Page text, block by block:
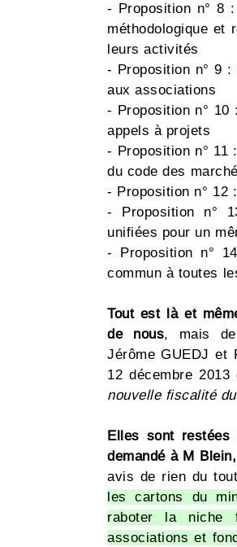
- Proposition n° 8
méthodologique et
leurs activités
- Proposition n° 9
aux associations
- Proposition n° 10
appels à projets
- Proposition n° 11
du code des
- Proposition n° 12
- Proposition n°
unifiées pour un
- Proposition n°
commun à toutes
Tout est là et
de nous, mais de
Jérôme GUEDJ et
12 décembre
nouvelle fiscalité
Elles sont restées
demandé à M
avis de rien du
les cartons du
raboter la niche
associations et